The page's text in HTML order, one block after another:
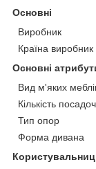
Основні
Виробник
Країна виробник
Основні
Вид м'яких
Кількість
Тип опор
Форма дивана